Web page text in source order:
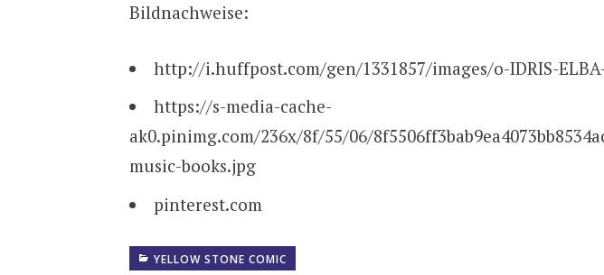
Bildnachweise:
http://i.huffpost.com/gen/1331857/images/o-IDRIS-
https://s-media-cache-
ak0.pinimg.com/236x/8f/55/06/
music-books.jpg
pinterest.com
YELLOW STONE COMIC